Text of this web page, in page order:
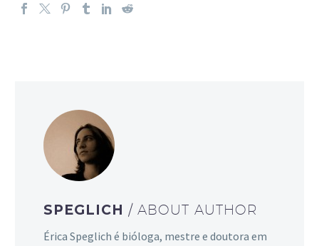
SPEGLICH / ABOUT AUTHOR
Érica Speglich é bióloga, mestre e doutora em